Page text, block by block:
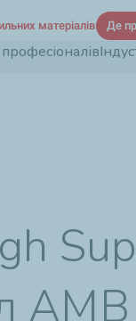
матеріалів Де